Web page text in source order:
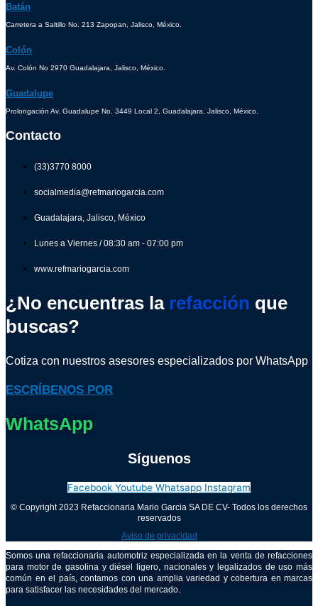
Batán
Carretera a Saltillo No. 213 Zapopan, Jalisco, México.
Colón
Av. Colón No 2970 Guadalajara, Jalisco, México.
Guadalupe
Prolongación Av. Guadalupe No. 3449 Local 2, Guadalajara, Jalisco, México.
Contacto
(33)3770 8000
socialmedia@refmariogarcia.com
Guadalajara, Jalisco, México
Lunes a Viernes / 08:30 am - 07:00 pm
www.refmariogarcia.com
¿No encuentras la refacción que
buscas?
Cotiza con nuestros asesores especializados por WhatsApp
ESCRÍBENOS POR
WhatsApp
Síguenos
Facebook Youtube Whatsapp Instagram
© Copyright 2023 Refaccionaria Mario Garcia SA DE CV- Todos los derechos
reservados
Aviso de privacidad
Somos una refaccionaria automotriz especializada en la venta de refacciones
para motor de gasolina y diésel ligero, nacionales y legalizados de uso más
común en el país, contamos con una amplia variedad y cobertura en marcas
para satisfacer las necesidades del mercado.